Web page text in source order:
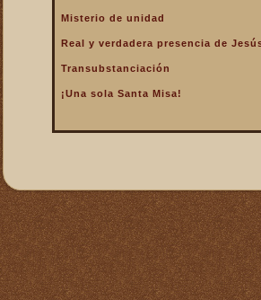
descanso
La Santa Misa verdadero
sobre la tierra
La Santa Misa y el Espíritu
Santo
La Santa Misa y el Martirio
La Santa Misa y el perdón
de los pecados
Misterio de unidad
Real y verdadera presencia de
Transubstanciación
¡Una sola Santa Misa!